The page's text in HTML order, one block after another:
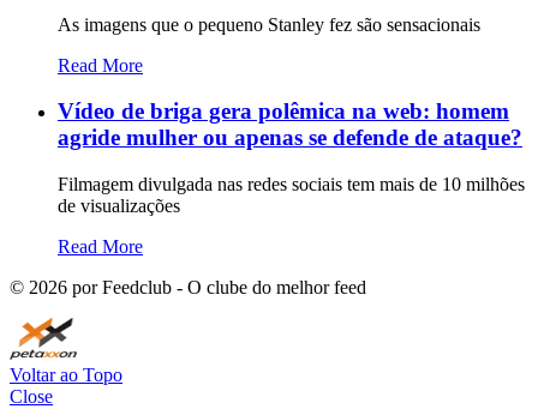
As imagens que o pequeno Stanley fez são sensacionais
Read More
Vídeo de briga gera polêmica na web: homem
agride mulher ou apenas se defende de ataque?
Filmagem divulgada nas redes sociais tem mais de 10 milhões
de visualizações
Read More
© 2026 por Feedclub - O clube do melhor feed
Voltar ao Topo
Close